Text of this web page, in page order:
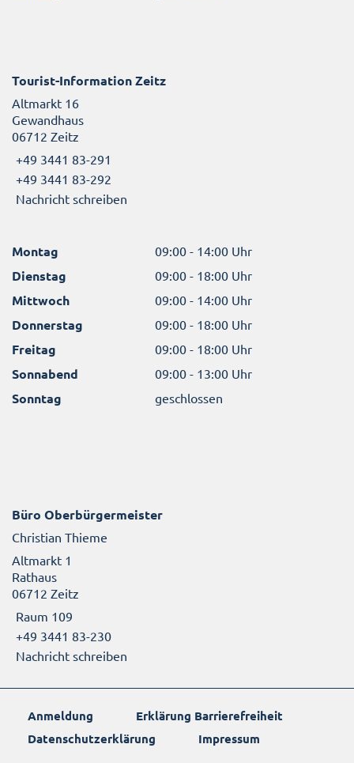
Tourist-Information Zeitz
Altmarkt 16
Gewandhaus
06712 Zeitz
+49 3441 83-291
+49 3441 83-292
Nachricht schreiben
Montag 09:00 - 14:00 Uhr
Dienstag 09:00 - 18:00 Uhr
Mittwoch 09:00 - 14:00 Uhr
Donnerstag 09:00 - 18:00 Uhr
Freitag 09:00 - 18:00 Uhr
Sonnabend 09:00 - 13:00 Uhr
Sonntag geschlossen
Büro Oberbürgermeister
Christian Thieme
Altmarkt 1
Rathaus
06712 Zeitz
Raum 109
+49 3441 83-230
Nachricht schreiben
Anmeldung
Erklärung Barrierefreiheit
Datenschutzerklärung
Impressum